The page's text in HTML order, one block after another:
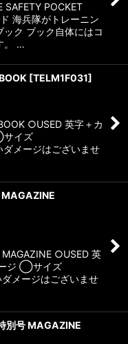
SAFETY POCKET
海兵隊がトレーニン
ク ブック自体にはコ
。 …
[TELM1F031]
○USED 英字＋カ
サイズ
メージはございませ
MAGAZINE
○USED 英
ージ ◯サイズ
メージはございませ
別号 MAGAZINE